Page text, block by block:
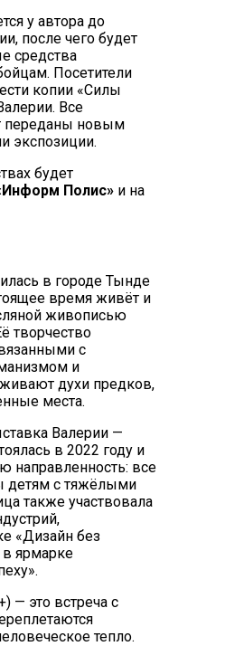
у автора до
после чего будет
средства
Посетители
копии «Силы
Все
переданы новым
экспозиции.
будет
Полис» и на
в городе Тынде
время живёт и
живописью
творчество
с
и
духи предков,
места.
Валерии —
в 2022 году и
направленность: все
детям с тяжёлыми
также участвовала
«Дизайн без
в ярмарке
— это встреча с
тепло.